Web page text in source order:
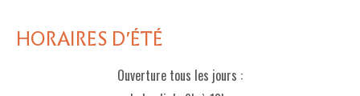
HORAIRES D'ÉTÉ
Ouverture tous les jours :